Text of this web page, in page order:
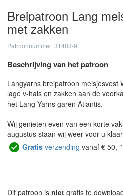
Breipatroon Lang
met zakken
Patroonnummer: 31403-9
Beschrijving van het patroon
Langyarns breipatroon meisjesvest
lage v-hals en zakken aan de
het Lang Yarns garen Atlantis.
Wij genieten even van een korte
augustus staan wij weer voor u
Gratis verzending vanaf € 50,-*
Dit patroon is niet gratis te